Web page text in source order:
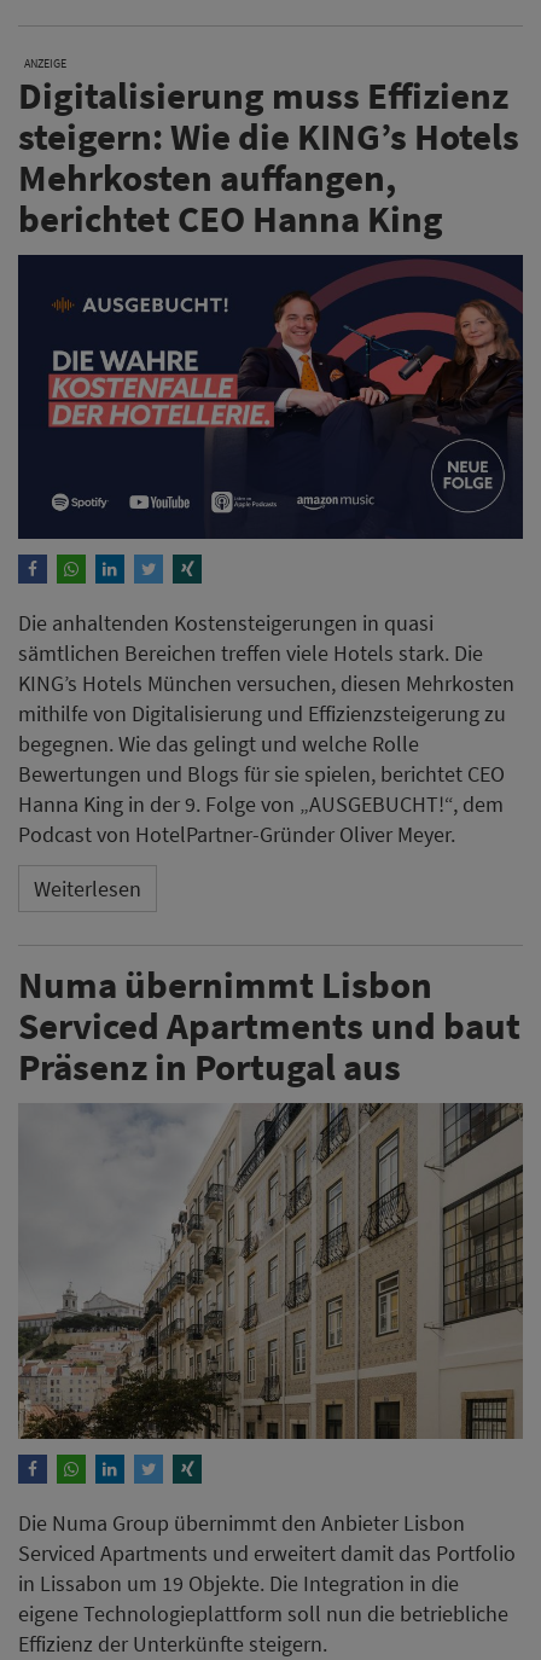
ANZEIGE
Digitalisierung muss Effizienz
steigern: Wie die KING’s Hotels
Mehrkosten auffangen,
berichtet CEO Hanna King
Die anhaltenden Kostensteigerungen in quasi
sämtlichen Bereichen treffen viele Hotels stark. Die
KING’s Hotels München versuchen, diesen Mehrkosten
mithilfe von Digitalisierung und Effizienzsteigerung zu
begegnen. Wie das gelingt und welche Rolle
Bewertungen und Blogs für sie spielen, berichtet CEO
Hanna King in der 9. Folge von „AUSGEBUCHT!“, dem
Podcast von HotelPartner-Gründer Oliver Meyer.
Weiterlesen
Numa übernimmt Lisbon
Serviced Apartments und baut
Präsenz in Portugal aus
Die Numa Group übernimmt den Anbieter Lisbon
Serviced Apartments und erweitert damit das Portfolio
in Lissabon um 19 Objekte. Die Integration in die
eigene Technologieplattform soll nun die betriebliche
Effizienz der Unterkünfte steigern.